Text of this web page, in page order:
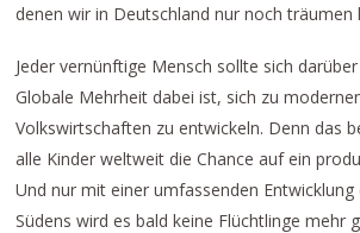
denen wir in Deutschland nur noch träumen
Jeder vernünftige Mensch sollte sich
Globale Mehrheit dabei ist, sich zu
Volkswirtschaften zu entwickeln. Denn das
alle Kinder weltweit die Chance auf ein
Und nur mit einer umfassenden Entwicklung
Südens wird es bald keine Flüchtlinge mehr